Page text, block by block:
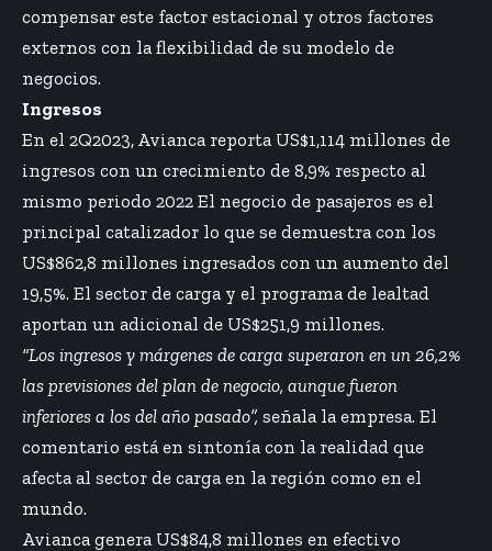
compensar este factor estacional y otros factores
externos con la flexibilidad de su modelo de
negocios.
Ingresos
En el 2Q2023, Avianca reporta US$1,114 millones de
ingresos con un crecimiento de 8,9% respecto al
mismo periodo 2022 El negocio de pasajeros es el
principal catalizador lo que se demuestra con los
US$862,8 millones ingresados con un aumento del
19,5%. El sector de carga y el programa de lealtad
aportan un adicional de US$251,9 millones.
“Los ingresos y márgenes de carga superaron en un 26,2%
las previsiones del plan de negocio, aunque fueron
inferiores a los del año pasado”, señala la empresa. El
comentario está en sintonía con la realidad que
afecta al sector de carga en la región como en el
mundo.
Avianca genera US$84,8 millones en efectivo